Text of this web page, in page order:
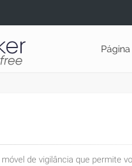
de vigilância que permite